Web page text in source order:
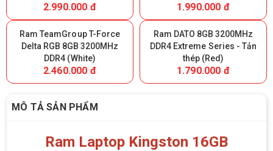
2.990.000 đ 1.990.000 đ
Ram TeamGroup T-Force
Delta RGB 8GB 3200MHz
DDR4 (White)
2.460.000 đ
Ram DATO 8GB 3200MHz
DDR4 Extreme Series - Tản
thép (Red)
1.790.000 đ
MÔ TẢ SẢN PHẨM
Ram Laptop Kingston 16GB